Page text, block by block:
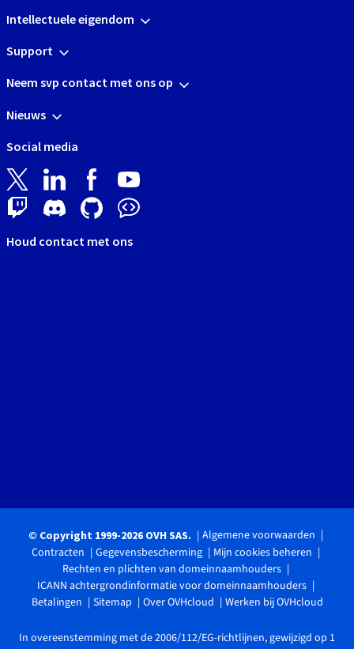
Intellectuele eigendom
Support
Neem svp contact met ons op
Nieuws
Social media
Houd contact met ons
© Copyright 1999-2026 OVH SAS.
Algemene voorwaarden
Contracten
Gegevensbescherming
Mijn cookies beheren
Rechten en plichten van domeinnaamhouders
ICANN achtergrondinformatie voor domeinnaamhouders
Betalingen
Sitemap Over OVHcloud Werken bij OVHcloud
In overeenstemming met de 2006/112/EG-richtlijnen, gewijzigd op 1